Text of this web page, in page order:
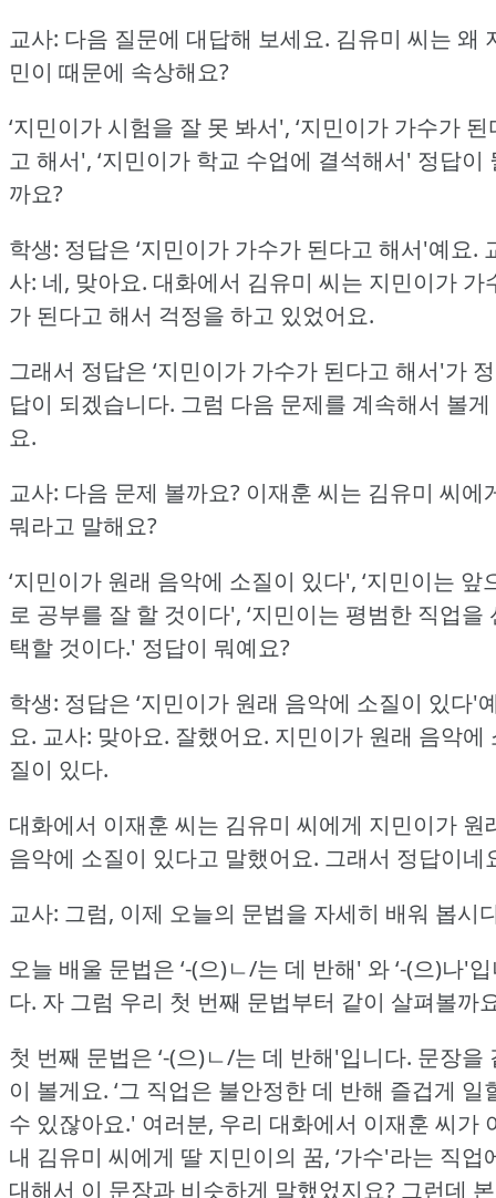
교사: 다음 질문에 대답해 보세요. 김유미 씨는 왜
민이 때문에 속상해요?
‘지민이가 시험을 잘 못 봐서', ‘지민이가 가수가 된
고 해서', ‘지민이가 학교 수업에 결석해서' 정답이
까요?
학생: 정답은 ‘지민이가 가수가 된다고 해서'예요.
사: 네, 맞아요. 대화에서 김유미 씨는 지민이가 가
가 된다고 해서 걱정을 하고 있었어요.
그래서 정답은 ‘지민이가 가수가 된다고 해서'가 정
답이 되겠습니다. 그럼 다음 문제를 계속해서 볼게
요.
교사: 다음 문제 볼까요? 이재훈 씨는 김유미 씨에
뭐라고 말해요?
‘지민이가 원래 음악에 소질이 있다', ‘지민이는 앞
로 공부를 잘 할 것이다', ‘지민이는 평범한 직업을
택할 것이다.' 정답이 뭐예요?
학생: 정답은 ‘지민이가 원래 음악에 소질이 있다'
요. 교사: 맞아요. 잘했어요. 지민이가 원래 음악에
질이 있다.
대화에서 이재훈 씨는 김유미 씨에게 지민이가 원
음악에 소질이 있다고 말했어요. 그래서 정답이네
교사: 그럼, 이제 오늘의 문법을 자세히 배워 봅시
오늘 배울 문법은 ‘-(으)ㄴ/는 데 반해' 와 ‘-(으)나'
다. 자 그럼 우리 첫 번째 문법부터 같이 살펴볼까
첫 번째 문법은 ‘-(으)ㄴ/는 데 반해'입니다. 문장을
이 볼게요. ‘그 직업은 불안정한 데 반해 즐겁게 일
수 있잖아요.' 여러분, 우리 대화에서 이재훈 씨가
내 김유미 씨에게 딸 지민이의 꿈, ‘가수'라는 직업
대해서 이 문장과 비슷하게 말했었지요? 그런데 본